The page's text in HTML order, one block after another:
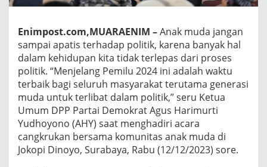
Enimpost.com,MUARAENIM –Anak muda jangan
sampai apatis terhadap politik, karena banyak hal
dalam kehidupan kita tidak terlepas dari proses
politik. “Menjelang Pemilu 2024 ini adalah waktu
terbaik bagi seluruh masyarakat terutama generasi
muda untuk terlibat dalam politik,” seru Ketua
Umum DPP Partai Demokrat Agus Harimurti
Yudhoyono (AHY) saat menghadiri acara
cangkrukan bersama komunitas anak muda di
Jokopi Dinoyo, Surabaya, Rabu (12/12/2023) sore.